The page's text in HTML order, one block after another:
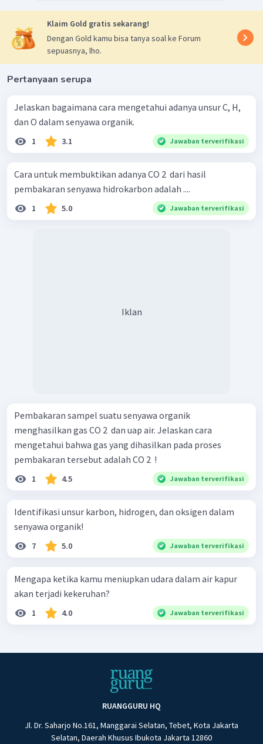
Klaim Gold gratis sekarang!
Dengan Gold kamu bisa tanya soal ke Forum
sepuasnya, lho.
Pertanyaan serupa
Jelaskan bagaimana cara mengetahui adanya unsur C, H,
dan O dalam senyawa organik.
1 3.1 Jawaban terverifikasi
Cara untuk membuktikan adanya CO 2 ​ dari hasil
pembakaran senyawa hidrokarbon adalah ....
1 5.0 Jawaban terverifikasi
Iklan
Pembakaran sampel suatu senyawa organik
menghasilkan gas CO 2 ​ dan uap air. Jelaskan cara
mengetahui bahwa gas yang dihasilkan pada proses
pembakaran tersebut adalah CO 2 ​ !
1 4.5 Jawaban terverifikasi
Identifikasi unsur karbon, hidrogen, dan oksigen dalam
senyawa organik!
7 5.0 Jawaban terverifikasi
Mengapa ketika kamu meniupkan udara dalam air kapur
akan terjadi kekeruhan?
1 4.0 Jawaban terverifikasi
RUANGGURU HQ
Jl. Dr. Saharjo No.161, Manggarai Selatan, Tebet, Kota Jakarta
Selatan, Daerah Khusus Ibukota Jakarta 12860